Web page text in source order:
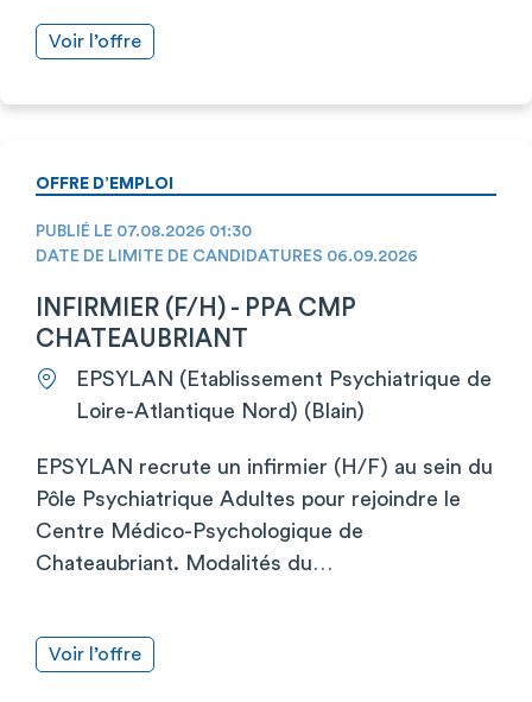
Voir l’offre
OFFRE D’EMPLOI
PUBLIÉ LE 07.08.2026 01:30
DATE DE LIMITE DE CANDIDATURES 06.09.2026
INFIRMIER (F/H) - PPA CMP
CHATEAUBRIANT
EPSYLAN (Etablissement Psychiatrique de
Loire-Atlantique Nord) (Blain)
EPSYLAN recrute un infirmier (H/F) au sein du
Pôle Psychiatrique Adultes pour rejoindre le
Centre Médico-Psychologique de
Chateaubriant. Modalités du…
Voir l’offre